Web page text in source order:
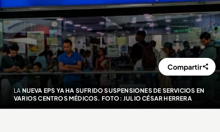
LA NUEVA EPS YA HA SUFRIDO SUSPENSIONES DE SERVICIOS EN
VARIOS CENTROS MÉDICOS. FOTO: JULIO CÉSAR HERRERA
Compartir